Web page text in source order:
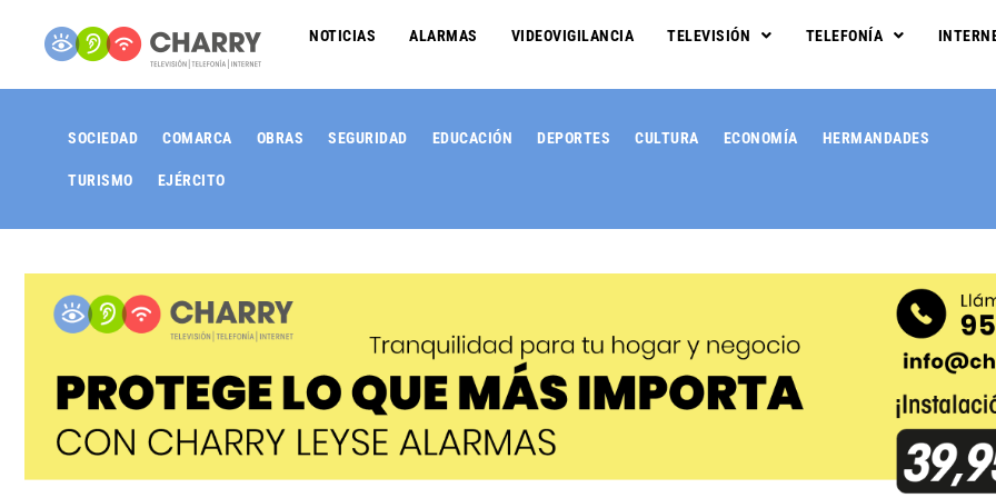
NOTICIAS ALARMAS VIDEOVIGILANCIA TELEVISIÓN TELEFONÍA
SOCIEDAD COMARCA OBRAS SEGURIDAD EDUCACIÓN DEPORTES CULTURA ECONOMÍA HERMANDADES
TURISMO EJÉRCITO